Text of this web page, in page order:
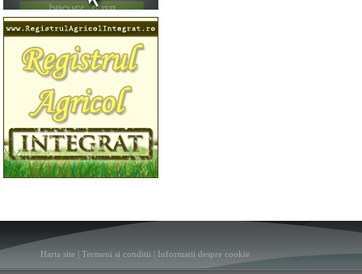
Harta site | Termeni si conditii | Informatii despre cookie